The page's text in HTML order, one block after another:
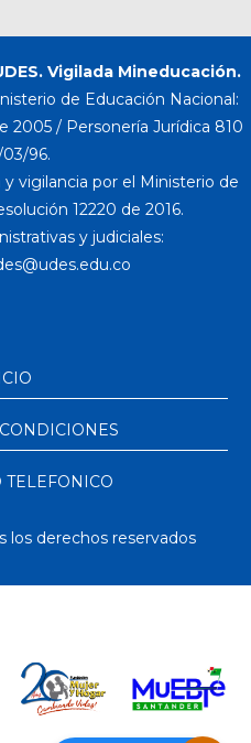
Vigilada Mineducación.
de Educación Nacional:
2005 / Personería Jurídica 810
03/96.
vigilancia por el Ministerio de
12220 de 2016.
y judiciales:
TELEFONICO
los derechos reservados